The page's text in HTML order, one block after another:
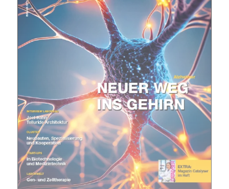
Mit dem |transkript-Newsletter
jede Woche aktuell informiert.